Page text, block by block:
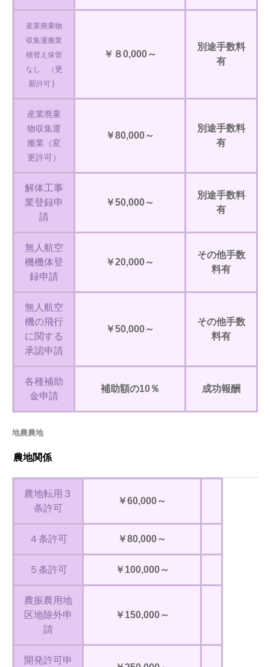
産業廃棄物
収集運搬業
積替え保管
なし （更
新許可）
￥８0,000～
別途手数料
有
産業廃棄
物収集運
搬業（変
更許可）
￥80,000～
別途手数料
有
解体工事
業登録申
請
￥50,000～
別途手数料
有
無人航空
機機体登
録申請
￥20,000～
その他手数
料有
無人航空
機の飛行
に関する
承認申請
￥50,000～
その他手数
料有
各種補助
金申請
補助額の10％ 成功報酬
地農農地
農地関係
農地転用３
条許可
￥60,000～
４条許可 ￥80,000～
５条許可 ￥100,000～
農振農用地
区地除外申
請
￥150,000～
開発許可申